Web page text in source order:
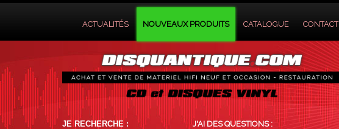
ACTUALITÉS NOUVEAUX PRODUITS CATALOGUE CONTACT
JE RECHERCHE : J'AI DES QUESTIONS :